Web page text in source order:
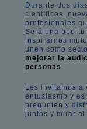
Durante dos
científicos,
profesionales
Será una
inspirarnos
unen como
mejorar la
personas
Les invitamos a
entusiasmo y
pregunten y
juntos y mirar al